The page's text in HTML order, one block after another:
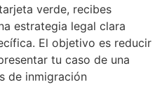
verde, recibes
estrategia legal clara
El objetivo es reducir
tu caso de una
de inmigración